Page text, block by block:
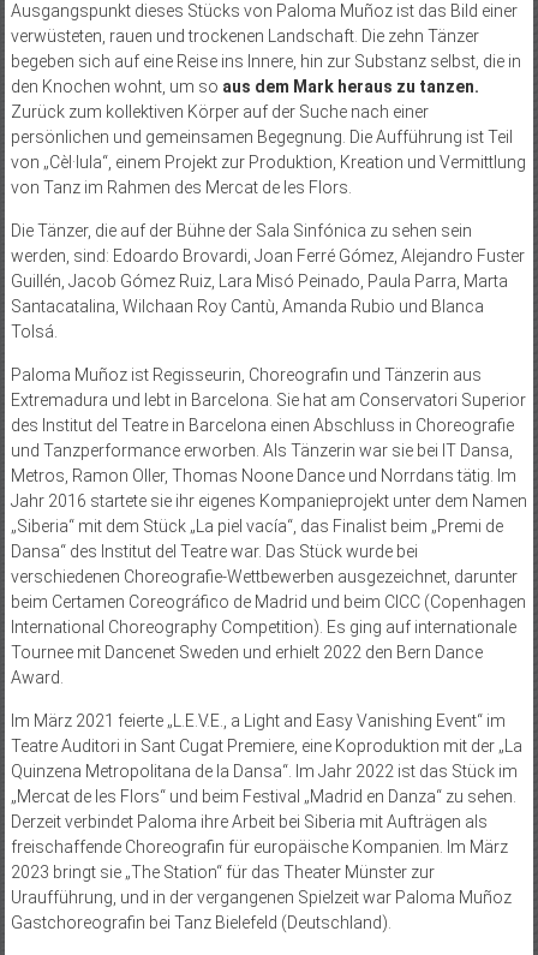
Ausgangspunkt dieses Stücks von Paloma Muñoz ist das Bild einer
verwüsteten, rauen und trockenen Landschaft. Die zehn Tänzer
begeben sich auf eine Reise ins Innere, hin zur Substanz selbst, die in
den Knochen wohnt, um so aus dem Mark heraus zu tanzen.
Zurück zum kollektiven Körper auf der Suche nach einer
persönlichen und gemeinsamen Begegnung. Die Aufführung ist Teil
von „Cèl·lula“, einem Projekt zur Produktion, Kreation und Vermittlung
von Tanz im Rahmen des Mercat de les Flors.
Die Tänzer, die auf der Bühne der Sala Sinfónica zu sehen sein
werden, sind: Edoardo Brovardi, Joan Ferré Gómez, Alejandro Fuster
Guillén, Jacob Gómez Ruiz, Lara Misó Peinado, Paula Parra, Marta
Santacatalina, Wilchaan Roy Cantù, Amanda Rubio und Blanca
Tolsá.
Paloma Muñoz ist Regisseurin, Choreografin und Tänzerin aus
Extremadura und lebt in Barcelona. Sie hat am Conservatori Superior
des Institut del Teatre in Barcelona einen Abschluss in Choreografie
und Tanzperformance erworben. Als Tänzerin war sie bei IT Dansa,
Metros, Ramon Oller, Thomas Noone Dance und Norrdans tätig. Im
Jahr 2016 startete sie ihr eigenes Kompanieprojekt unter dem Namen
„Siberia“ mit dem Stück „La piel vacía“, das Finalist beim „Premi de
Dansa“ des Institut del Teatre war. Das Stück wurde bei
verschiedenen Choreografie-Wettbewerben ausgezeichnet, darunter
beim Certamen Coreográfico de Madrid und beim CICC (Copenhagen
International Choreography Competition). Es ging auf internationale
Tournee mit Dancenet Sweden und erhielt 2022 den Bern Dance
Award.
Im März 2021 feierte „L.E.V.E., a Light and Easy Vanishing Event“ im
Teatre Auditori in Sant Cugat Premiere, eine Koproduktion mit der „La
Quinzena Metropolitana de la Dansa“. Im Jahr 2022 ist das Stück im
„Mercat de les Flors“ und beim Festival „Madrid en Danza“ zu sehen.
Derzeit verbindet Paloma ihre Arbeit bei Siberia mit Aufträgen als
freischaffende Choreografin für europäische Kompanien. Im März
2023 bringt sie „The Station“ für das Theater Münster zur
Uraufführung, und in der vergangenen Spielzeit war Paloma Muñoz
Gastchoreografin bei Tanz Bielefeld (Deutschland).